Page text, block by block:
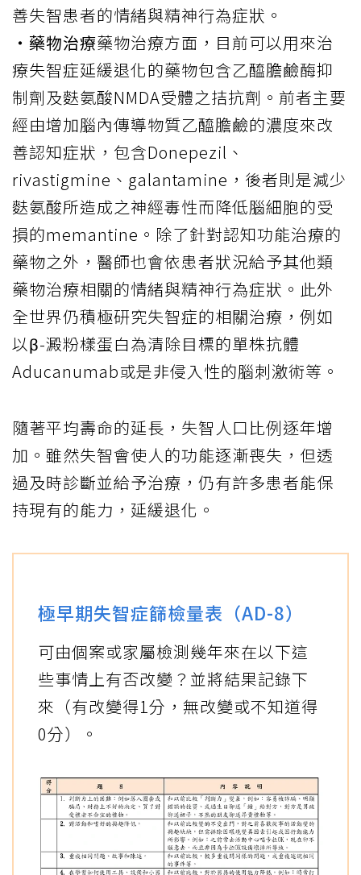
善失智患者的情緒與精神行為症狀。
‧藥物治療藥物治療方面，目前可以用來治
療失智症延緩退化的藥物包含乙醯膽鹼酶抑
制劑及麩氨酸NMDA受體之拮抗劑。前者主要
經由增加腦內傳導物質乙醯膽鹼的濃度來改
善認知症狀，包含Donepezil、
rivastigmine、galantamine，後者則是減少
麩氨酸所造成之神經毒性而降低腦細胞的受
損的memantine。除了針對認知功能治療的
藥物之外，醫師也會依患者狀況給予其他類
藥物治療相關的情緒與精神行為症狀。此外
全世界仍積極研究失智症的相關治療，例如
以β-澱粉樣蛋白為清除目標的單株抗體
Aducanumab或是非侵入性的腦刺激術等。
隨著平均壽命的延長，失智人口比例逐年增
加。雖然失智會使人的功能逐漸喪失，但透
過及時診斷並給予治療，仍有許多患者能保
持現有的能力，延緩退化。
極早期失智症篩檢量表（AD-8）
可由個案或家屬檢測幾年來在以下這
些事情上有否改變？並將結果記錄下
來（有改變得1分，無改變或不知道得
0分）。